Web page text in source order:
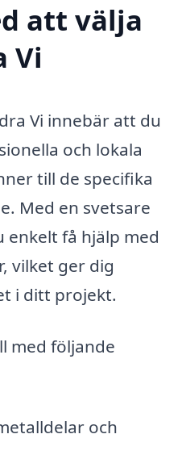
att välja
Vi
Vi innebär att du
och lokala
till de specifika
Med en svetsare
enkelt få hjälp med
vilket ger dig
i ditt projekt.
med följande
och